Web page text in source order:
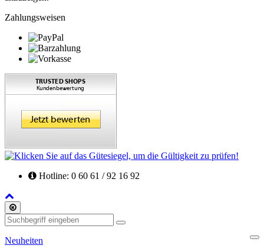
Zahlungsweisen
Hotline: 0 60 61 / 92 16 92
to
Top
Schliessen
Suchen
Neuheiten